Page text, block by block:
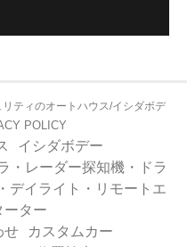
ティのオートハウス/イシダボデ
POLICY
イシダボデー
・レーダー探知機・ドラ
デイライト・リモートエ
ーター
せ
カスタムカー